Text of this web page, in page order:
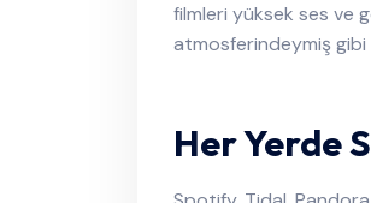
filmleri yüksek ses ve
atmosferindeymiş gibi
Her Yerde